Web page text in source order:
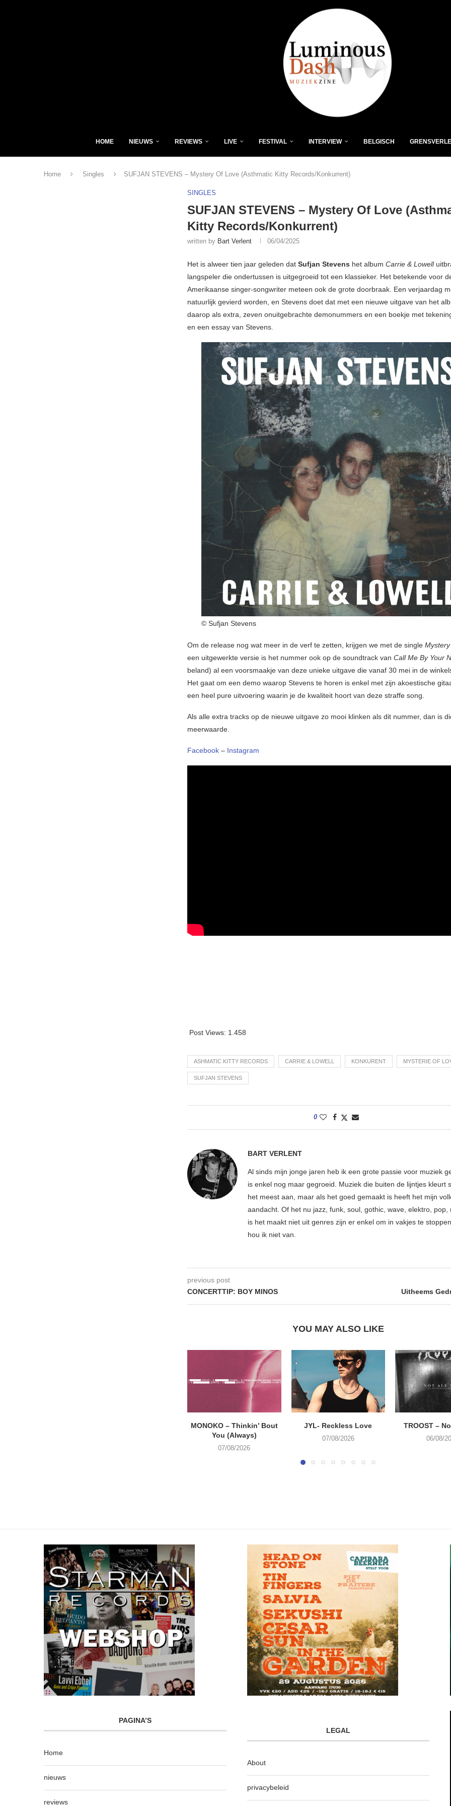
HOME NIEUWS REVIEWS LIVE FESTIVAL INTERVIEW BELGISCH
Home Singles SUFJAN STEVENS – Mystery Of Love (Asthmatic Kitty Records/Konkurrent)
SINGLES
SUFJAN STEVENS – Mystery Of Love
Kitty Records/Konkurrent)
written by Bart Verlent 06/04/2025
Het is alweer tien jaar geleden dat Sufjan Stevens het album Carrie & Lowell
langspeler die ondertussen is uitgegroeid tot een klassieker. Het betekende voor
Amerikaanse singer-songwriter meteen ook de grote doorbraak. Een verjaardag
natuurlijk gevierd worden, en Stevens doet dat met een nieuwe uitgave van het
daarop als extra, zeven onuitgebrachte demonummers en een boekje met
en een essay van Stevens.
© Sufjan Stevens
Om de release nog wat meer in de verf te zetten, krijgen we met de single
een uitgewerkte versie is het nummer ook op de soundtrack van Call Me By Your
beland) al een voorsmaakje van deze unieke uitgave die vanaf 30 mei in de
Het gaat om een demo waarop Stevens te horen is enkel met zijn akoestische
een heel pure uitvoering waarin je de kwaliteit hoort van deze straffe song.
Als alle extra tracks op de nieuwe uitgave zo mooi klinken als dit nummer, dan is
meerwaarde.
Facebook – Instagram
Post Views: 1.458
ASHMATIC KITTY RECORDS CARRIE & LOWELL KONKURENT MYSTERIE OF
SUFJAN STEVENS
0
BART VERLENT
Al sinds mijn jonge jaren heb ik een grote passie voor muziek
is enkel nog maar gegroeid. Muziek die buiten de lijntjes kleurt
het meest aan, maar als het goed gemaakt is heeft het mijn
aandacht. Of het nu jazz, funk, soul, gothic, wave, elektro, pop,
is het maakt niet uit genres zijn er enkel om in vakjes te
hou ik niet van.
previous post
CONCERTTIP: BOY MINOS
Uitheems
YOU MAY ALSO LIKE
MONOKO – Thinkin’ Bout
You (Always)
07/08/2026
JYL- Reckless Love
07/08/2026
TROOST –
06/08/
PAGINA’S
Home
nieuws
reviews
LEGAL
About
privacybeleid